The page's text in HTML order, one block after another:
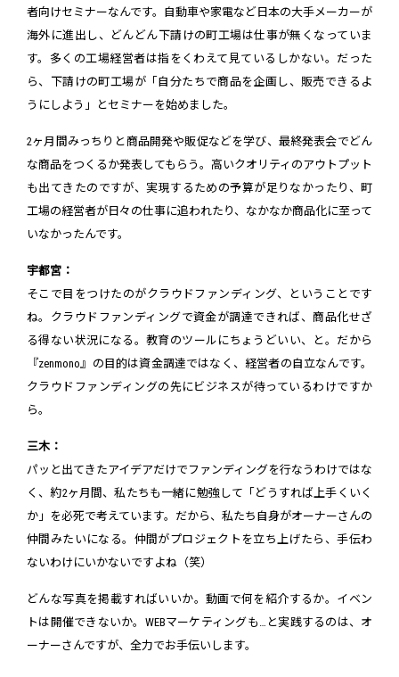
者向けセミナーなんです。自動車や家電など日本の大手メーカーが
海外に進出し、どんどん下請けの町工場は仕事が無くなっていま
す。多くの工場経営者は指をくわえて見ているしかない。だった
ら、下請けの町工場が「自分たちで商品を企画し、販売できるよ
うにしよう」とセミナーを始めました。
2ヶ月間みっちりと商品開発や販促などを学び、最終発表会でどん
な商品をつくるか発表してもらう。高いクオリティのアウトプット
も出てきたのですが、実現するための予算が足りなかったり、町
工場の経営者が日々の仕事に追われたり、なかなか商品化に至って
いなかったんです。
宇都宮：
そこで目をつけたのがクラウドファンディング、ということです
ね。クラウドファンディングで資金が調達できれば、商品化せざ
る得ない状況になる。教育のツールにちょうどいい、と。だから
『zenmono』の目的は資金調達ではなく、経営者の自立なんです。
クラウドファンディングの先にビジネスが待っているわけですか
ら。
三木：
パッと出てきたアイデアだけでファンディングを行なうわけではな
く、約2ヶ月間、私たちも一緒に勉強して「どうすれば上手くいく
か」を必死で考えています。だから、私たち自身がオーナーさんの
仲間みたいになる。仲間がプロジェクトを立ち上げたら、手伝わ
ないわけにいかないですよね（笑）
どんな写真を掲載すればいいか。動画で何を紹介するか。イベン
トは開催できないか。WEBマーケティングも…と実践するのは、オ
ーナーさんですが、全力でお手伝いします。